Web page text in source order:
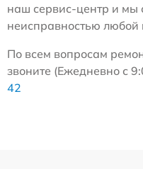
наш сервис-центр и мы
неисправностью любой
По всем вопросам
звоните (Ежедневно с
42